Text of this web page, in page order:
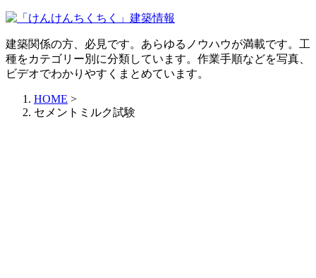
建築関係の方、必見です。あらゆるノウハウが満載です。工
種をカテゴリー別に分類しています。作業手順などを写真、
ビデオでわかりやすくまとめています。
HOME >
セメントミルク試験